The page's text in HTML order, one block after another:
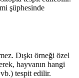
şüphesinde
Dışkı örneği özel
hayvanın hangi
tespit edilir.